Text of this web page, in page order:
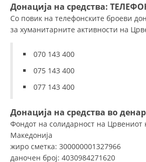
СТРУКТУРА НА
ЧЛЕНСТВО ВО
Донација на средства:
Со повик на телефонските броеви
за хуманитарните активности на
070 143 400
075 143 400
077 143 400
Донација на средства во
Фондот на солидарност на Црвениот
Македонија
жиро сметка: 300000001327966
даночен број: 4030984271620